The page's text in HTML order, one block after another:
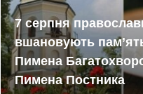
7 серпня
вшановують
Пимена
Пимена Постника